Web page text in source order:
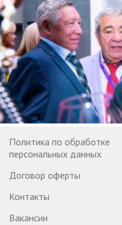
Политика по обработке
персональных данных
Договор оферты
Контакты
Вакансии